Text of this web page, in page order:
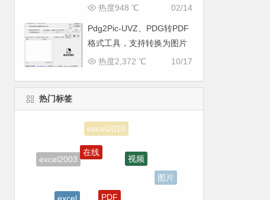
02/14
热度948 ℃
Pdg2Pic-UVZ、PDG转PDF
格式工具，支持转换为图片
格式
10/17
热度2,372 ℃
热门标签
excel2010
excel2003
在线
视频
图片
excel
PDF